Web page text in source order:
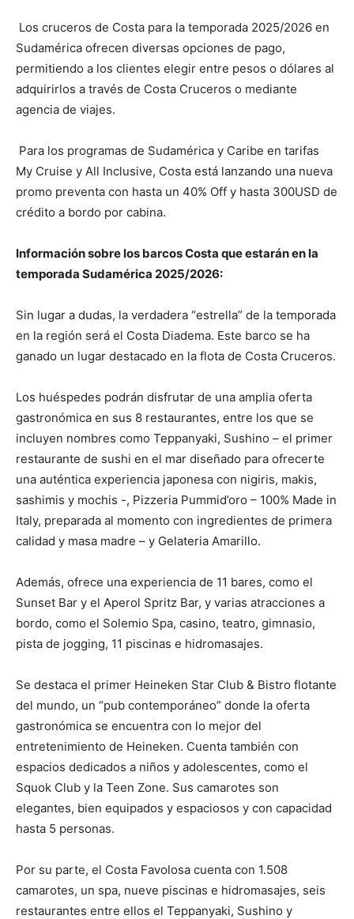
Los cruceros de Costa para la temporada 2025/2026 en
Sudamérica ofrecen diversas opciones de pago,
permitiendo a los clientes elegir entre pesos o dólares al
adquirirlos a través de Costa Cruceros o mediante
agencia de viajes.
Para los programas de Sudamérica y Caribe en tarifas
My Cruise y All Inclusive, Costa está lanzando una nueva
promo preventa con hasta un 40% Off y hasta 300USD de
crédito a bordo por cabina.
Información sobre los barcos Costa que estarán en la
temporada Sudamérica 2025/2026:
Sin lugar a dudas, la verdadera “estrella” de la temporada
en la región será el Costa Diadema. Este barco se ha
ganado un lugar destacado en la flota de Costa Cruceros.
Los huéspedes podrán disfrutar de una amplia oferta
gastronómica en sus 8 restaurantes, entre los que se
incluyen nombres como Teppanyaki, Sushino – el primer
restaurante de sushi en el mar diseñado para ofrecerte
una auténtica experiencia japonesa con nigiris, makis,
sashimis y mochis -, Pizzeria Pummid’oro – 100% Made in
Italy, preparada al momento con ingredientes de primera
calidad y masa madre – y Gelateria Amarillo.
Además, ofrece una experiencia de 11 bares, como el
Sunset Bar y el Aperol Spritz Bar, y varias atracciones a
bordo, como el Solemio Spa, casino, teatro, gimnasio,
pista de jogging, 11 piscinas e hidromasajes.
Se destaca el primer Heineken Star Club & Bistro flotante
del mundo, un “pub contemporáneo” donde la oferta
gastronómica se encuentra con lo mejor del
entretenimiento de Heineken. Cuenta también con
espacios dedicados a niños y adolescentes, como el
Squok Club y la Teen Zone. Sus camarotes son
elegantes, bien equipados y espaciosos y con capacidad
hasta 5 personas.
Por su parte, el Costa Favolosa cuenta con 1.508
camarotes, un spa, nueve piscinas e hidromasajes, seis
restaurantes entre ellos el Teppanyaki, Sushino y